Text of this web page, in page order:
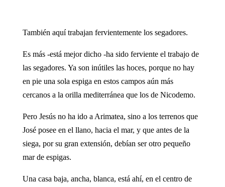
También aquí trabajan fervientemente los segadores.
Es más -está mejor dicho -ha sido ferviente el trabajo de
las segadores. Ya son inútiles las hoces, porque no hay
en pie una sola espiga en estos campos aún más
cercanos a la orilla mediterránea que los de Nicodemo.
Pero Jesús no ha ido a Arimatea, sino a los terrenos que
José posee en el llano, hacia el mar, y que antes de la
siega, por su gran extensión, debían ser otro pequeño
mar de espigas.
Una casa baja, ancha, blanca, está ahí, en el centro de